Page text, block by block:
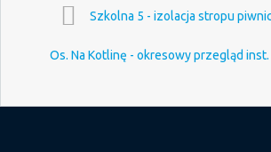
Szkolna 5 - izolacja stropu
Os. Na Kotlinę - okresowy przegląd